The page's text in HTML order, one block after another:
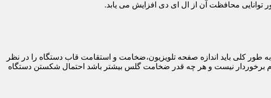
توانایی محافظت آن از ال ای دی افزایش می یابد.
است؛ ولی به طور کلی باید اندازه صفحه تلویزیون،ضخامت و استقامت قاب دستگاه را در نظر
لازم برخوردار نیست و هر چه قدر ضخامت گلس بیشتر باشد احتمال شکستن دستگاه